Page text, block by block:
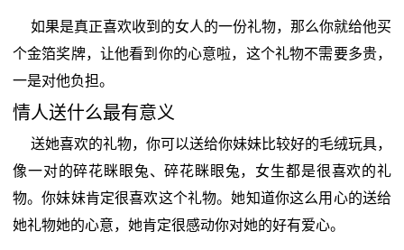
如果是真正喜欢收到的女人的一份礼物，那么你就给他买
个金箔奖牌，让他看到你的心意啦，这个礼物不需要多贵，
一是对他负担。
情人送什么最有意义
送她喜欢的礼物，你可以送给你妹妹比较好的毛绒玩具，
像一对的碎花眯眼兔、碎花眯眼兔，女生都是很喜欢的礼
物。你妹妹肯定很喜欢这个礼物。她知道你这么用心的送给
她礼物她的心意，她肯定很感动你对她的好有爱心。